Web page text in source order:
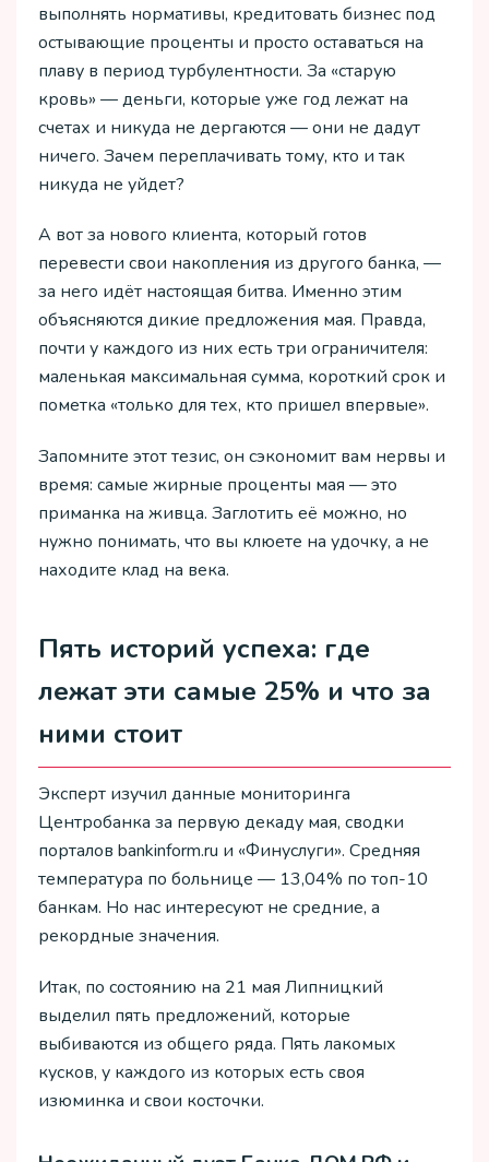
выполнять нормативы, кредитовать бизнес под
остывающие проценты и просто оставаться на
плаву в период турбулентности. За «старую
кровь» — деньги, которые уже год лежат на
счетах и никуда не дергаются — они не дадут
ничего. Зачем переплачивать тому, кто и так
никуда не уйдет?
А вот за нового клиента, который готов
перевести свои накопления из другого банка, —
за него идёт настоящая битва. Именно этим
объясняются дикие предложения мая. Правда,
почти у каждого из них есть три ограничителя:
маленькая максимальная сумма, короткий срок и
пометка «только для тех, кто пришел впервые».
Запомните этот тезис, он сэкономит вам нервы и
время: самые жирные проценты мая — это
приманка на живца. Заглотить её можно, но
нужно понимать, что вы клюете на удочку, а не
находите клад на века.
Пять историй успеха: где
лежат эти самые 25% и что за
ними стоит
Эксперт изучил данные мониторинга
Центробанка за первую декаду мая, сводки
порталов bankinform.ru и «Финуслуги». Средняя
температура по больнице — 13,04% по топ-10
банкам. Но нас интересуют не средние, а
рекордные значения.
Итак, по состоянию на 21 мая Липницкий
выделил пять предложений, которые
выбиваются из общего ряда. Пять лакомых
кусков, у каждого из которых есть своя
изюминка и свои косточки.